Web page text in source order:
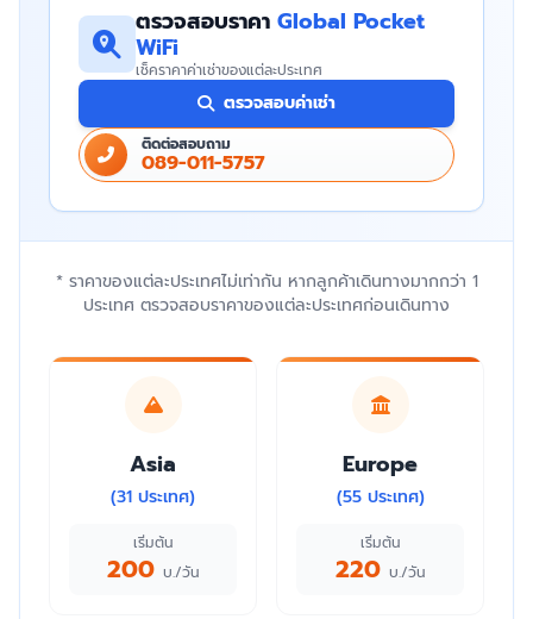
ตรวจสอบราคา Global Pocket
WiFi
เช็คราคาค่าเช่าของแต่ละประเทศ
ตรวจสอบค่าเช่า
ติดต่อสอบถาม
089-011-5757
* ราคาของแต่ละประเทศไม่เท่ากัน หากลูกค้าเดินทางมากกว่า 1
ประเทศ ตรวจสอบราคาของแต่ละประเทศก่อนเดินทาง
Asia
(31 ประเทศ)
เริ่มต้น
200 บ./วัน
Europe
(55 ประเทศ)
เริ่มต้น
220 บ./วัน